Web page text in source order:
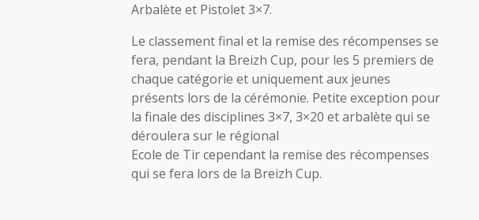
Arbalète et Pistolet 3×7.
Le classement final et la remise des récompenses se
fera, pendant la Breizh Cup, pour les 5 premiers de
chaque catégorie et uniquement aux jeunes
présents lors de la cérémonie. Petite exception pour
la finale des disciplines 3×7, 3×20 et arbalète qui se
déroulera sur le régional
Ecole de Tir cependant la remise des récompenses
qui se fera lors de la Breizh Cup.